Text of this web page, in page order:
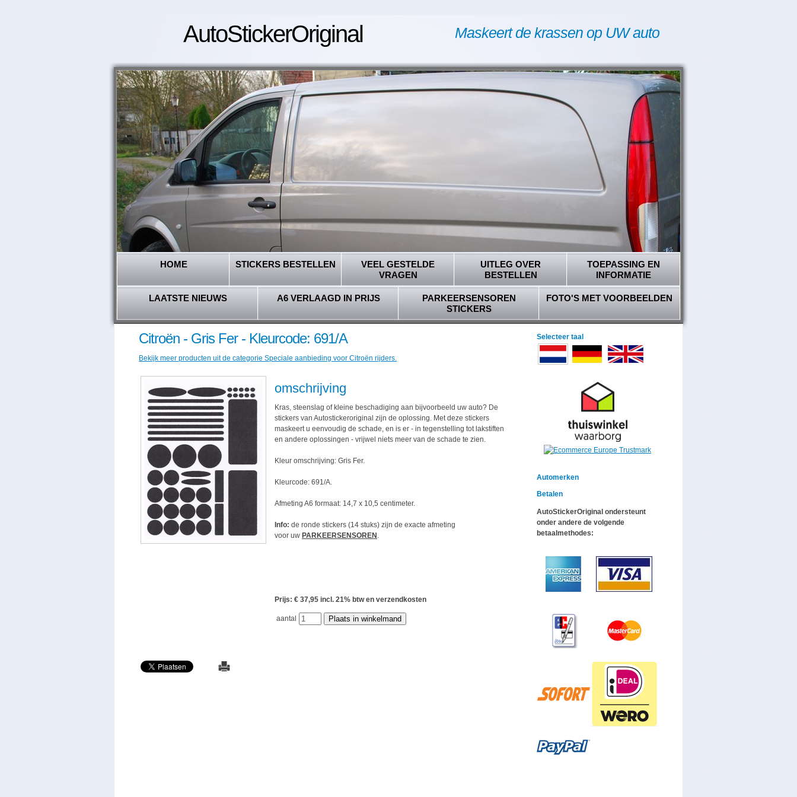
AutoStickerOriginal Maskeert de krassen op UW auto
HOME STICKERS BESTELLEN
VEEL GESTELDE
VRAGEN
UITLEG OVER
BESTELLEN
TOEPASSING EN
INFORMATIE
LAATSTE NIEUWS A6 VERLAAGD IN PRIJS
PARKEERSENSOREN
STICKERS
FOTO'S MET VOORBEELDEN
Citroën - Gris Fer - Kleurcode: 691/A
Bekijk meer producten uit de categorie Speciale aanbieding voor Citroën rijders.
omschrijving
Kras, steenslag of kleine beschadiging aan bijvoorbeeld uw auto? De
stickers van Autostickeroriginal zijn de oplossing. Met deze stickers
maskeert u eenvoudig de schade, en is er - in tegenstelling tot lakstiften
en andere oplossingen - vrijwel niets meer van de schade te zien.
Kleur omschrijving: Gris Fer.
Kleurcode: 691/A.
Afmeting A6 formaat: 14,7 x 10,5 centimeter.
Info: de ronde stickers (14 stuks) zijn de exacte afmeting
voor uw PARKEERSENSOREN .
Prijs: € 37,95 incl. 21% btw en verzendkosten
aantal
Selecteer taal
Automerken
Betalen
AutoStickerOriginal ondersteunt
onder andere de volgende
betaalmethodes: